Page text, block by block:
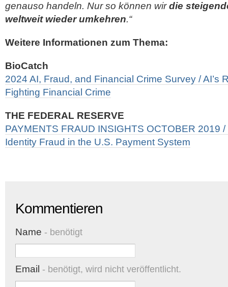
genauso handeln. Nur so können wirdie
weltweit wieder umkehren.“
Weitere Informationen zum Thema:
BioCatch
2024 AI, Fraud, and Financial Crime Survey / AI’s
Fighting Financial Crime
THE FEDERAL RESERVE
PAYMENTS FRAUD INSIGHTS OCTOBER 2019
Identity Fraud in the U.S. Payment System
Kommentieren
Name - benötigt
Email - benötigt, wird nicht veröffentlicht.